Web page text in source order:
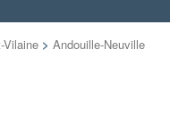
Vilaine > Andouille-Neuville